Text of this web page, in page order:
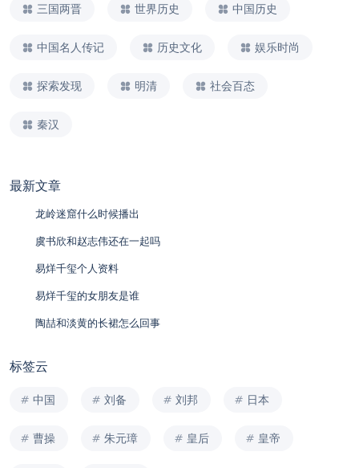
三国两晋 世界历史 中国历史
中国名人传记 历史文化 娱乐时尚
探索发现 明清 社会百态
秦汉
最新文章
龙岭迷窟什么时候播出
虞书欣和赵志伟还在一起吗
易烊千玺个人资料
易烊千玺的女朋友是谁
陶喆和淡黄的长裙怎么回事
标签云
中国 刘备 刘邦 日本
曹操 朱元璋 皇后 皇帝